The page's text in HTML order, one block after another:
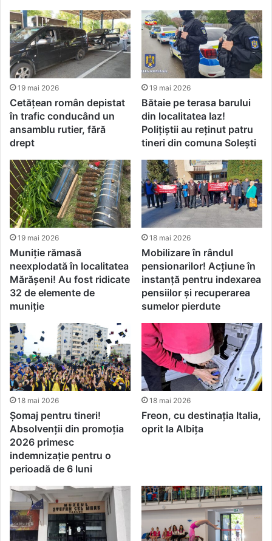
19 mai 2026
Cetățean român depistat
în trafic conducând un
ansamblu rutier, fără
drept
19 mai 2026
Bătaie pe terasa barului
din localitatea Iaz!
Polițiștii au reținut patru
tineri din comuna Solești
19 mai 2026
Muniție rămasă
neexplodată în localitatea
Mărășeni! Au fost ridicate
32 de elemente de
muniție
18 mai 2026
Mobilizare în rândul
pensionarilor! Acțiune în
instanță pentru indexarea
pensiilor și recuperarea
sumelor pierdute
18 mai 2026
Șomaj pentru tineri!
Absolvenții din promoția
2026 primesc
indemnizație pentru o
perioadă de 6 luni
18 mai 2026
Freon, cu destinația Italia,
oprit la Albița